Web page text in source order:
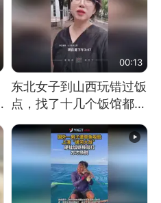
00:13
东北女子到山西玩错过饭
点，找了十几个饭馆都没
开门：午休到几点